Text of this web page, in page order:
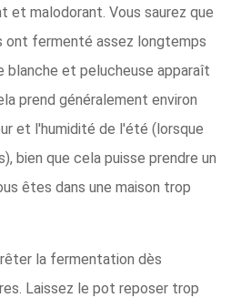
et malodorant. Vous saurez que
ont fermenté assez longtemps
blanche et pelucheuse apparaît
prend généralement environ
et l'humidité de l'été (lorsque
bien que cela puisse prendre un
êtes dans une maison trop
la fermentation dès
Laissez le pot reposer trop